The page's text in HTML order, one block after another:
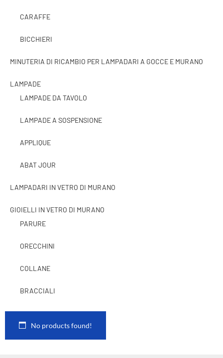
CARAFFE
BICCHIERI
MINUTERIA DI RICAMBIO PER LAMPADARI A GOCCE E MURANO
LAMPADE
LAMPADE DA TAVOLO
LAMPADE A SOSPENSIONE
APPLIQUE
ABAT JOUR
LAMPADARI IN VETRO DI MURANO
GIOIELLI IN VETRO DI MURANO
PARURE
ORECCHINI
COLLANE
BRACCIALI
No products found!